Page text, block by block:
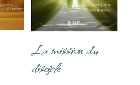
La mission du
disciple